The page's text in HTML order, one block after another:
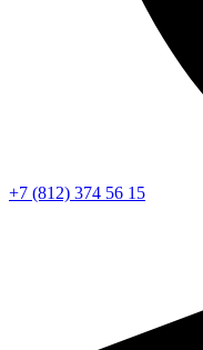
+7 (812) 374 56 15